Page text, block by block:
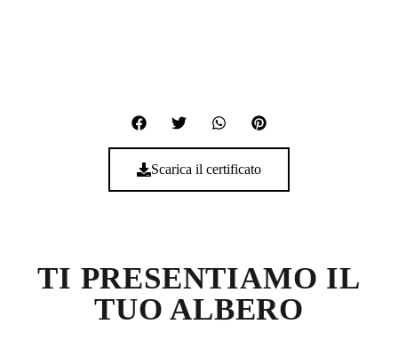
Scarica il certificato
TI PRESENTIAMO IL
TUO ALBERO